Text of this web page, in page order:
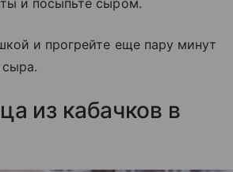
и посыпьте сыром.
и прогрейте еще пару минут
из кабачков в